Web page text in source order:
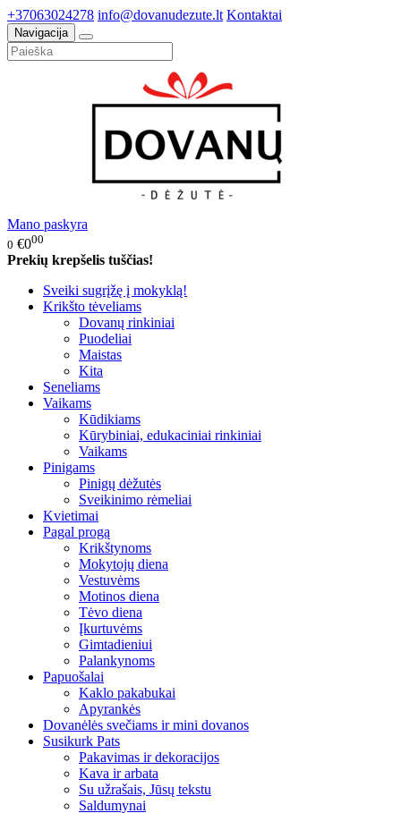
+37063024278 info@dovanudezute.lt Kontaktai
Navigacija
Mano paskyra
0 €000
Prekių krepšelis tuščias!
Sveiki sugrįžę į mokyklą!
Krikšto tėveliams
Dovanų rinkiniai
Puodeliai
Maistas
Kita
Seneliams
Vaikams
Kūdikiams
Kūrybiniai, edukaciniai rinkiniai
Vaikams
Pinigams
Pinigų dėžutės
Sveikinimo rėmeliai
Kvietimai
Pagal progą
Krikštynoms
Mokytojų diena
Vestuvėms
Motinos diena
Tėvo diena
Įkurtuvėms
Gimtadieniui
Palankynoms
Papuošalai
Kaklo pakabukai
Apyrankės
Dovanėlės svečiams ir mini dovanos
Susikurk Pats
Pakavimas ir dekoracijos
Kava ir arbata
Su užrašais, Jūsų tekstu
Saldumynai